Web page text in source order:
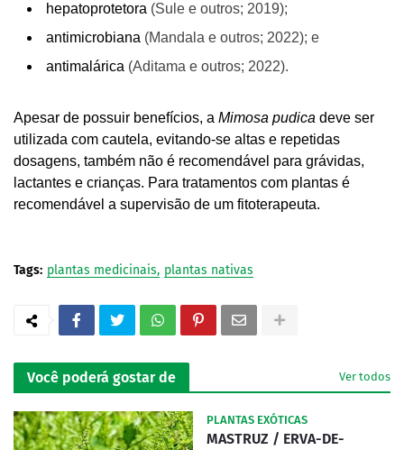
hepatoprotetora (Sule e outros; 2019);
antimicrobiana (Mandala e outros; 2022); e
antimalárica (Aditama e outros; 2022).
Apesar de possuir benefícios, a Mimosa pudica deve ser
utilizada com cautela, evitando-se altas e repetidas
dosagens, também não é recomendável para grávidas,
lactantes e crianças. Para tratamentos com plantas é
recomendável a supervisão de um fitoterapeuta.
Tags: plantas medicinais plantas nativas
Você poderá gostar de Ver todos
PLANTAS EXÓTICAS
MASTRUZ / ERVA-DE-